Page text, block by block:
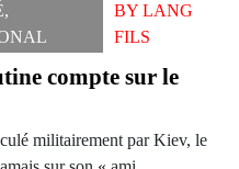
,
BYLANG
FILS
compte sur le
militairement par Kiev, le